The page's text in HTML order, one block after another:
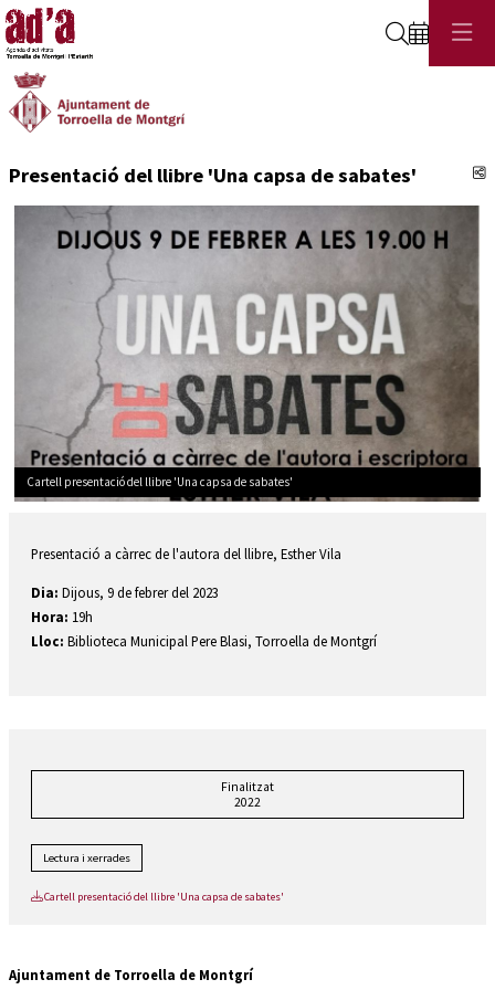
Cerca
Presentació del llibre 'Una capsa de sabates'
Cartell presentació del llibre 'Una capsa de sabates'
Presentació a càrrec de l'autora del llibre, Esther Vila
Dia: Dijous, 9 de febrer del 2023
Hora: 19h
Lloc: Biblioteca Municipal Pere Blasi, Torroella de Montgrí
Finalitzat
2022
Lectura i xerrades
Cartell presentació del llibre 'Una capsa de sabates'
Ajuntament de Torroella de Montgrí